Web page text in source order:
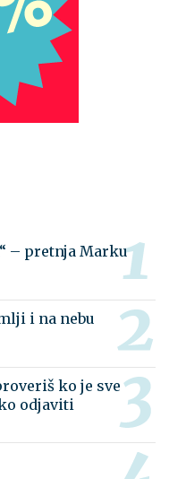
– pretnja Marku
i na nebu
ko je sve
odjaviti